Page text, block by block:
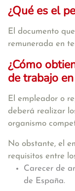
¿Qué es el
El documento
remunerada en
¿Cómo
de trabajo
El empleador o
deberá realizar
organismo
No obstante, el
requisitos entre
Carecer de
de España.